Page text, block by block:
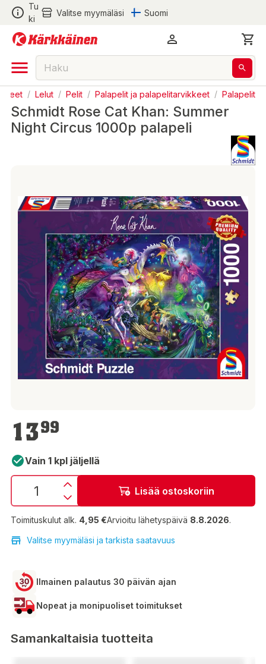
Tu
ki
Valitse myymäläsi Suomi
/ Lelut / Pelit / Palapelit ja palapelitarvikkeet / Palapelit
Schmidt Rose Cat Khan: Summer
Night Circus 1000p palapeli
13,99 €
1399
Vain 1 kpl jäljellä
Lisää ostoskoriin
Toimituskulut alk. 4,95 €Arvioitu lähetyspäivä 8.8.2026.
Valitse myymäläsi ja tarkista saatavuus
Ilmainen palautus 30 päivän ajan
Nopeat ja monipuoliset toimitukset
Samankaltaisia tuotteita